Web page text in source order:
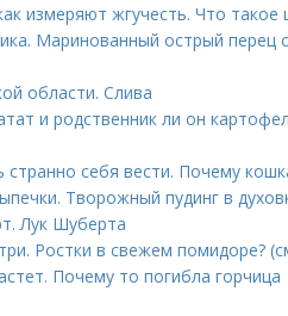
измеряют жгучесть. Что такое
Маринованный острый перец
области. Слива
и родственник ли он
странно себя вести. Почему
Творожный пудинг в
Лук Шуберта
Ростки в свежем помидоре?
Почему то погибла горчица